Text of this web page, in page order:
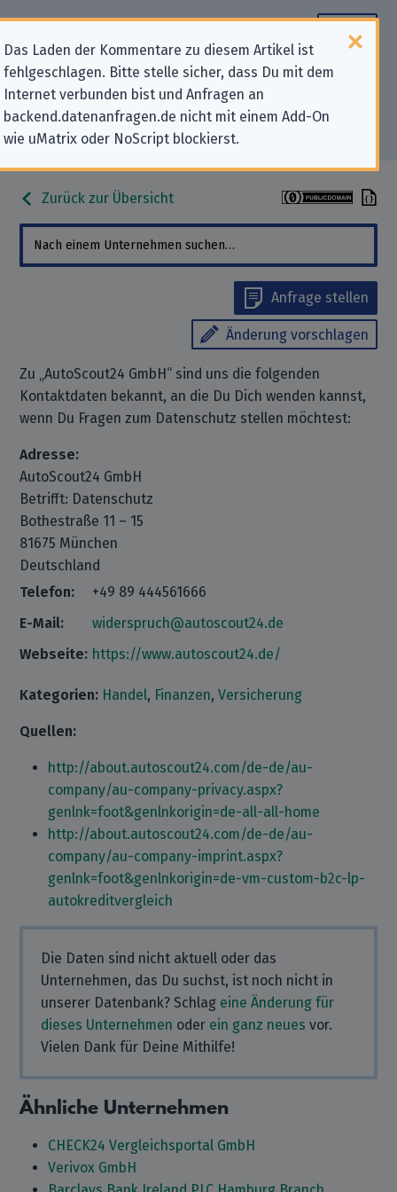
Das Laden der Kommentare zu diesem Artikel ist
fehlgeschlagen. Bitte stelle sicher, dass Du mit dem
Internet verbunden bist und Anfragen an
backend.datenanfragen.de nicht mit einem Add-On
wie uMatrix oder NoScript blockierst.
Datenschutz-Kontaktdaten für
„AutoScout24 GmbH“
Zurück zur Übersicht
Anfrage stellen
Änderung vorschlagen
Zu „AutoScout24 GmbH“ sind uns die folgenden
Kontaktdaten bekannt, an die Du Dich wenden kannst,
wenn Du Fragen zum Datenschutz stellen möchtest:
Adresse:
AutoScout24 GmbH
Betrifft: Datenschutz
Bothestraße 11 – 15
81675 München
Deutschland
Telefon:
+49 89 444561666
E-Mail:
widerspruch@autoscout24.de
Webseite: https://www.autoscout24.de/
Kategorien: Handel, Finanzen,Versicherung
Quellen:
http://about.autoscout24.com/de-de/au-
company/au-company-privacy.aspx?
genlnk=foot&genlnkorigin=de-all-all-home
http://about.autoscout24.com/de-de/au-
company/au-company-imprint.aspx?
genlnk=foot&genlnkorigin=de-vm-custom-b2c-lp-
autokreditvergleich
Die Daten sind nicht aktuell oder das
Unternehmen, das Du suchst, ist noch nicht in
unserer Datenbank? Schlag eine Änderung für
dieses Unternehmen oder ein ganz neues vor.
Vielen Dank für Deine Mithilfe!
Ähnliche Unternehmen
CHECK24 Vergleichsportal GmbH
Verivox GmbH